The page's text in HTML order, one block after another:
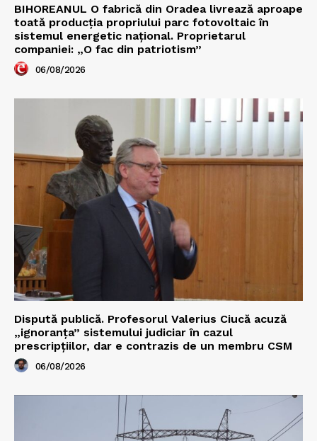
BIHOREANUL O fabrică din Oradea livrează aproape
toată producția propriului parc fotovoltaic în
sistemul energetic național. Proprietarul
companiei: „O fac din patriotism”
06/08/2026
Dispută publică. Profesorul Valerius Ciucă acuză
„ignoranța” sistemului judiciar în cazul
prescripțiilor, dar e contrazis de un membru CSM
06/08/2026